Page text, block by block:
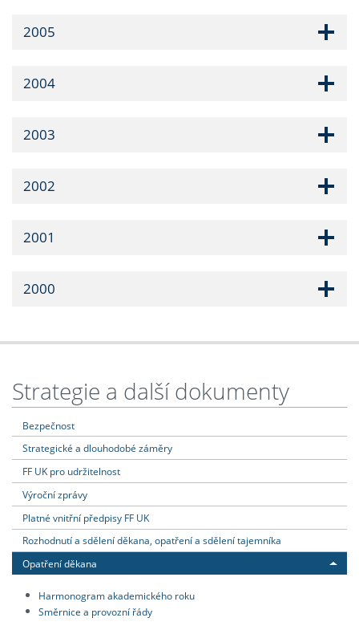
2005
2004
2003
2002
2001
2000
Strategie a další dokumenty
Bezpečnost
Strategické a dlouhodobé záměry
FF UK pro udržitelnost
Výroční zprávy
Platné vnitřní předpisy FF UK
Rozhodnutí a sdělení děkana, opatření a sdělení tajemníka
Opatření děkana
Harmonogram akademického roku
Směrnice a provozní řády